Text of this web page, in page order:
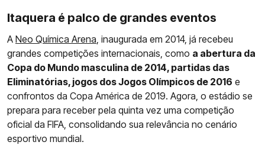
Itaquera é palco de grandes eventos
A Neo Química Arena , inaugurada em 2014, já recebeu
grandes competições internacionais, como a abertura da
Copa do Mundo masculina de 2014, partidas das
Eliminatórias, jogos dos Jogos Olímpicos de 2016 e
confrontos da Copa América de 2019. Agora, o estádio se
prepara para receber pela quinta vez uma competição
oficial da FIFA, consolidando sua relevância no cenário
esportivo mundial.